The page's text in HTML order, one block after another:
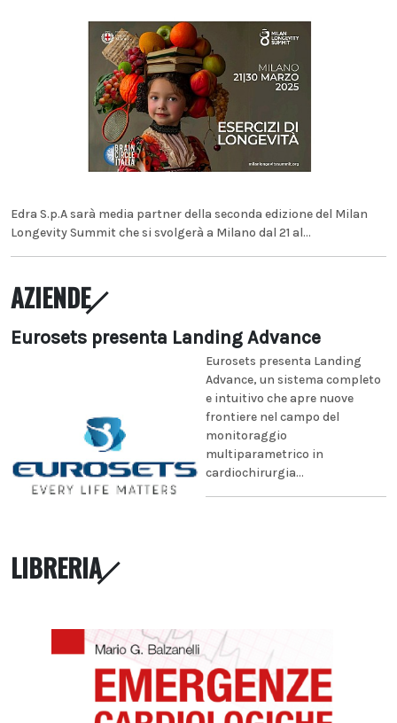
Edra S.p.A sarà media partner della seconda edizione del Milan
Longevity Summit che si svolgerà a Milano dal 21 al...
AZIENDE
Eurosets presenta Landing Advance
Eurosets presenta Landing
Advance, un sistema completo
e intuitivo che apre nuove
frontiere nel campo del
monitoraggio
multiparametrico in
cardiochirurgia...
LIBRERIA